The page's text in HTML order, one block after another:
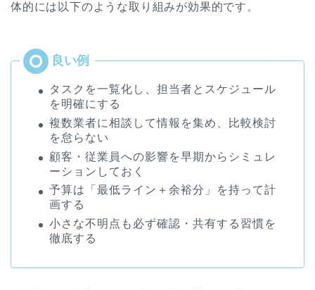
体的には以下のような取り組みが効果的です。
タスクを一覧化し、担当者とスケジュール
を明確にする
複数業者に相談して情報を集め、比較検討
を怠らない
顧客・従業員への影響を早期からシミュレ
ーションしておく
予算は「最低ライン＋余裕分」を持って計
画する
小さな不明点も必ず確認・共有する習慣を
徹底する